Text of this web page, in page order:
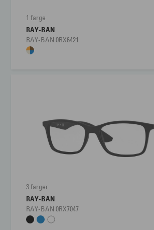
1 farge
RAY-BAN
RAY-BAN 0RX6421
3 farger
RAY-BAN
RAY-BAN 0RX7047